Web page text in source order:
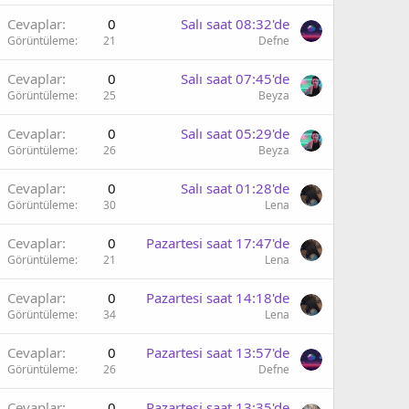
Cevaplar 0
Görüntüleme 21
Salı saat 08:32'de
Defne
Cevaplar 0
Görüntüleme 25
Salı saat 07:45'de
Beyza
Cevaplar 0
Görüntüleme 26
Salı saat 05:29'de
Beyza
Cevaplar 0
Görüntüleme 30
Salı saat 01:28'de
Lena
Cevaplar 0
Görüntüleme 21
Pazartesi saat 17:47'de
Lena
Cevaplar 0
Görüntüleme 34
Pazartesi saat 14:18'de
Lena
Cevaplar 0
Görüntüleme 26
Pazartesi saat 13:57'de
Defne